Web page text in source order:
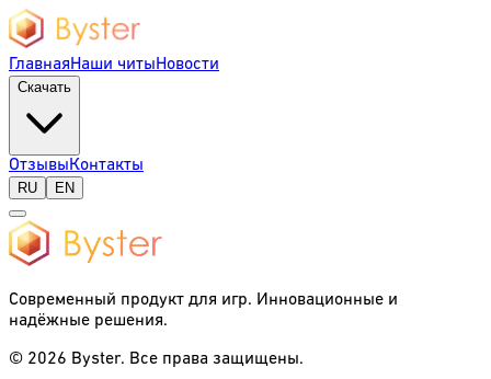
ГлавнаяНаши читыНовости
Скачать
ОтзывыКонтакты
RU EN
Современный продукт для игр. Инновационные и
надёжные решения.
© 2026 Byster. Все права защищены.